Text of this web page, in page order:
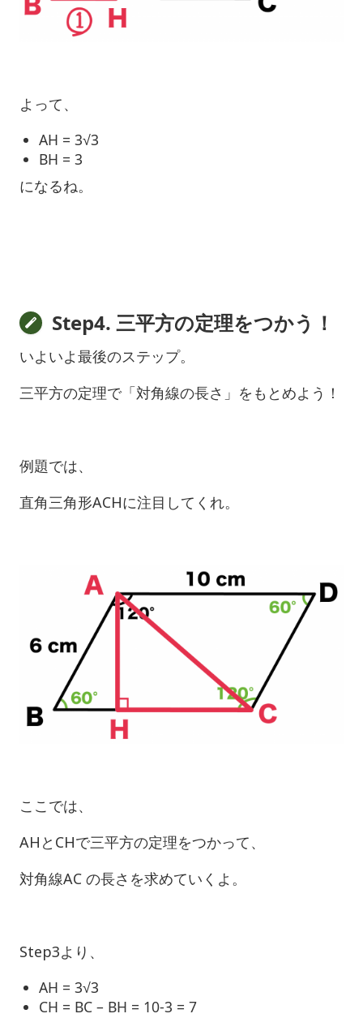
よって、
AH = 3√3
BH = 3
になるね。
Step4. 三平方の定理をつかう！
いよいよ最後のステップ。
三平方の定理で「対角線の長さ」をもとめよう！
例題では、
直角三角形ACHに注目してくれ。
ここでは、
AHとCHで三平方の定理をつかって、
対角線AC の長さを求めていくよ。
Step3より、
AH = 3√3
CH = BC – BH = 10-3 = 7